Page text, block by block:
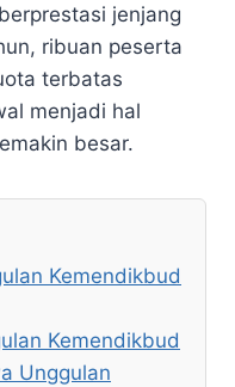
jenjang
ribuan peserta
terbatas
menjadi hal
besar.
Kemendikbud
Kemendikbud
Unggulan